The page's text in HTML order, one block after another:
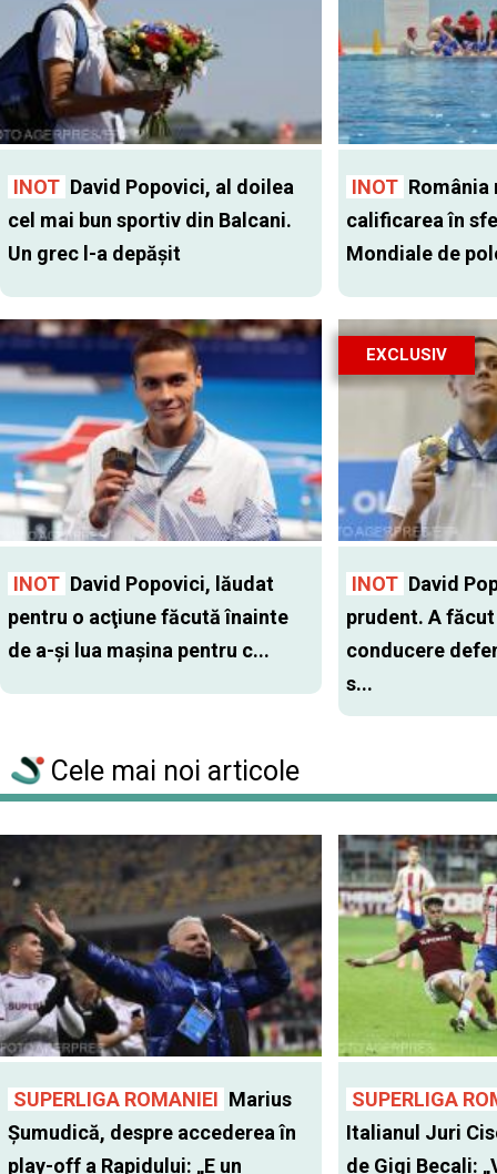
INOT David Popovici, al doilea
cel mai bun sportiv din Balcani.
Un grec l-a depăşit
INOT România
calificarea în
Mondiale de
INOT David Popovici, lăudat
pentru o acţiune făcută înainte
de a-şi lua maşina pentru c...
EXCLUSIV
INOT David
prudent. A
conducere
s...
Cele mai noi articole
SUPERLIGA ROMANIEI Marius
Șumudică, despre accederea în
play-off a Rapidului: „E un
SUPERLIGA
Italianul Juri
de Gigi Becali: